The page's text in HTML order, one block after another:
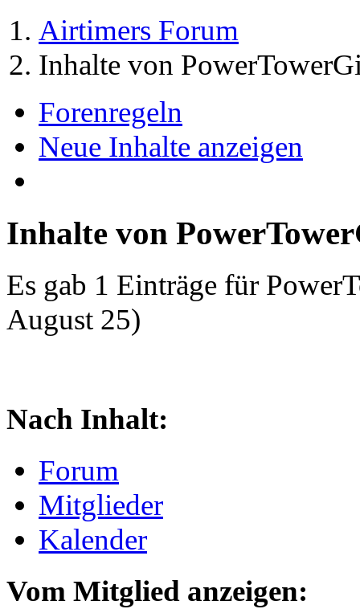
Airtimers Forum
Inhalte von
Forenregeln
Neue Inhalte anzeigen
Inhalte von
Es gab 1 Einträge für
August 25)
Nach Inhalt:
Forum
Mitglieder
Kalender
Vom Mitglied anzeigen: